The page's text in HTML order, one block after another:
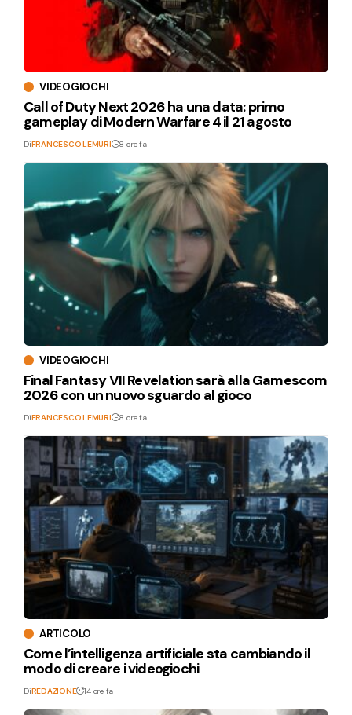
VIDEOGIOCHI
Call of Duty Next 2026 ha una data: primo
gameplay di Modern Warfare 4 il 21 agosto
DiFRANCESCO LEMURI 8 ore fa
VIDEOGIOCHI
Final Fantasy VII Revelation sarà alla Gamescom
2026 con un nuovo sguardo al gioco
DiFRANCESCO LEMURI 8 ore fa
ARTICOLO
Come l’intelligenza artificiale sta cambiando il
modo di creare i videogiochi
DiREDAZIONE 14 ore fa